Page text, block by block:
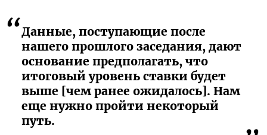
Данные, поступающие после
нашего прошлого заседания, дают
основание предполагать, что
итоговый уровень ставки будет
выше [чем ранее ожидалось]. Нам
еще нужно пройти некоторый
путь.